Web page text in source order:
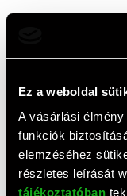
Ez a weboldal
A vásárlási
funkciók
elemzéséhez
részletes leírását
tájékoztatóban
APC Easy UPS BV
szünetmentes